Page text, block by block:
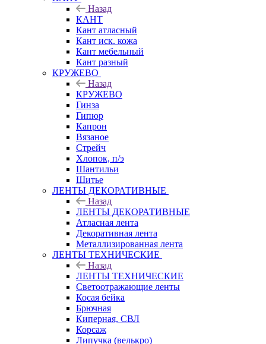
Назад
КАНТ
Кант атласный
Кант иск. кожа
Кант мебельный
Кант разный
КРУЖЕВО
Назад
КРУЖЕВО
Гинза
Гипюр
Капрон
Вязаное
Стрейч
Хлопок, п/э
Шантильи
Шитье
ЛЕНТЫ ДЕКОРАТИВНЫЕ
Назад
ЛЕНТЫ ДЕКОРАТИВНЫЕ
Атласная лента
Декоративная лента
Металлизированная лента
ЛЕНТЫ ТЕХНИЧЕСКИЕ
Назад
ЛЕНТЫ ТЕХНИЧЕСКИЕ
Светоотражающие ленты
Косая бейка
Брючная
Киперная, СВЛ
Корсаж
Липучка (велькро)